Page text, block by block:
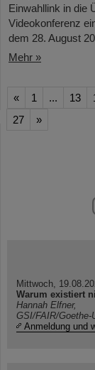
Einwahllink in die
Videokonferenz
dem 28. August
Mehr »
« 1 ... 13
27
»
Mittwoch,
Warum existiert
Hannah Elfner,
GSI/FAIR/Goethe-
Anmeldung und